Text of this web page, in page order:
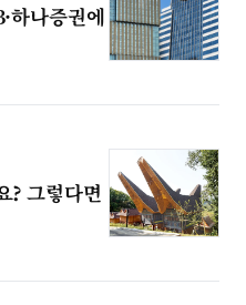
하나증권에
? 그렇다면